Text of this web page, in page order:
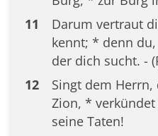
11
Darum vertraut
kennt; * denn
der dich sucht. -
12
Singt dem
Zion, *
seine Taten!